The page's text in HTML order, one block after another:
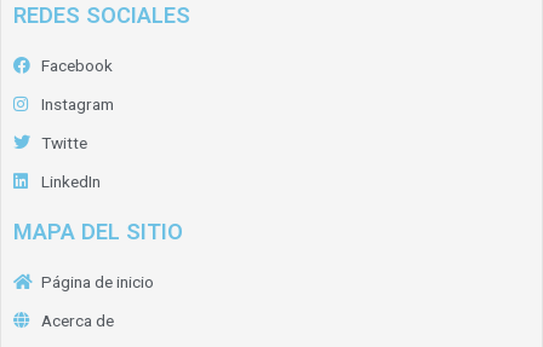
REDES SOCIALES
Facebook
Instagram
Twitte
LinkedIn
MAPA DEL SITIO
Página de inicio
Acerca de